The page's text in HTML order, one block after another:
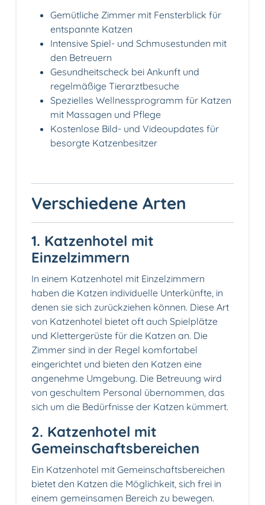
Gemütliche Zimmer mit Fensterblick für
entspannte Katzen
Intensive Spiel- und Schmusestunden mit
den Betreuern
Gesundheitscheck bei Ankunft und
regelmäßige Tierarztbesuche
Spezielles Wellnessprogramm für Katzen
mit Massagen und Pflege
Kostenlose Bild- und Videoupdates für
besorgte Katzenbesitzer
Verschiedene Arten
1. Katzenhotel mit
Einzelzimmern
In einem Katzenhotel mit Einzelzimmern
haben die Katzen individuelle Unterkünfte, in
denen sie sich zurückziehen können. Diese Art
von Katzenhotel bietet oft auch Spielplätze
und Klettergerüste für die Katzen an. Die
Zimmer sind in der Regel komfortabel
eingerichtet und bieten den Katzen eine
angenehme Umgebung. Die Betreuung wird
von geschultem Personal übernommen, das
sich um die Bedürfnisse der Katzen kümmert.
2. Katzenhotel mit
Gemeinschaftsbereichen
Ein Katzenhotel mit Gemeinschaftsbereichen
bietet den Katzen die Möglichkeit, sich frei in
einem gemeinsamen Bereich zu bewegen.